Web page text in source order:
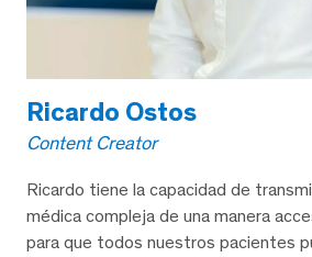
Ricardo Ostos
Content Creator
Ricardo tiene la capacidad de
médica compleja de una manera
para que todos nuestros pacientes